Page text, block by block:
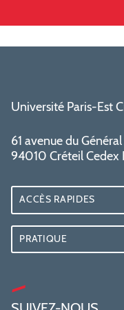
Université Paris-Est
61 avenue du
94010 Créteil Cedex
ACCÈS RAPIDES
PRATIQUE